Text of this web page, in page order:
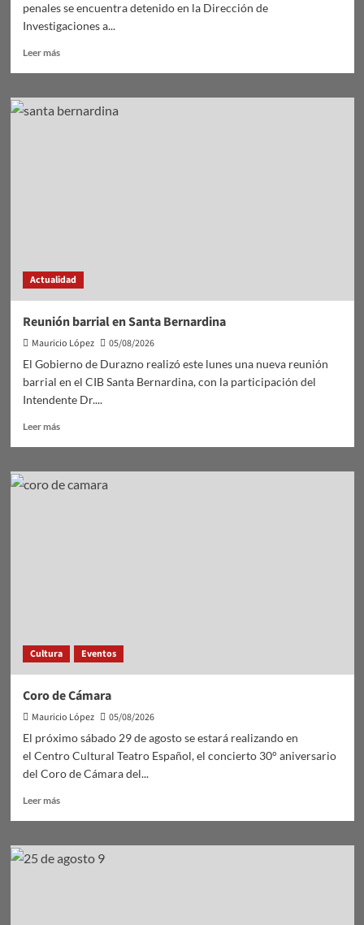
penales se encuentra detenido en la Dirección de
Investigaciones a...
Leer másLeer
MASCULINO
DETENIDO
Actualidad
Reunión barrial en Santa Bernardina
Mauricio López
05/08/2026
El Gobierno de Durazno realizó este lunes una nueva reunión
barrial en el CIB Santa Bernardina, con la participación del
Intendente Dr....
Leer másLeer
Reunión
barrial
Cultura Eventos
Coro de Cámara
Mauricio López
05/08/2026
El próximo sábado 29 de agosto se estará realizando en
el Centro Cultural Teatro Español, el concierto 30° aniversario
del Coro de Cámara del...
Leer másLeer
Coro
de